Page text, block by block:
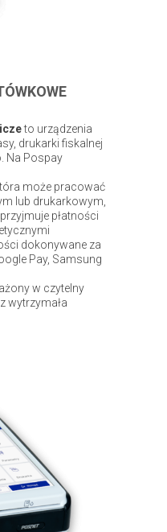
to urządzenia
drukarki fiskalnej
Na Pospay
może pracować
lub drukarkowym,
płatności
dokonywane za
Pay, Samsung
w czytelny
wytrzymała